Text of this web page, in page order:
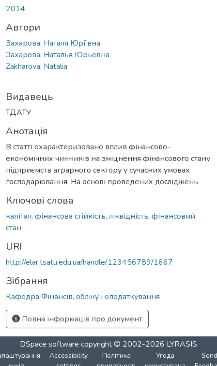
2014
Автори
Захарова, Наталя Юріївна
Захарова, Наталья Юрьевна
Zakharova, Natalia
Видавець
ТДАТУ
Анотація
В статті охарактеризовано вплив фінансово-
економічних чинників на зміцнення фінансового стану
підприємств аграрного сектору у сучасних умовах
господарювання. На основі проведених досліджень
Ключові слова
капітал, фінансова стійкість, ліквідність, фінансовий
стан
URI
http://elar.tsatu.edu.ua/handle/123456789/1667
Зібрання
Кафедра Фінансів, обліку і оподаткування
Повна інформація про документ
DSpace software copyright © 2002-2026 LYRASIS
Accessibility
Політика
Угода
Send